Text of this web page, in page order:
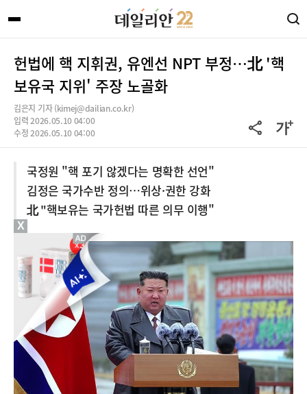
헌법에 핵 지휘권, 유엔선 NPT 부정…北 '핵
보유국 지위' 주장 노골화
김은지 기자 (kimej@dailian.co.kr)
입력 2026.05.10 04:00
수정 2026.05.10 04:00
국정원 "핵 포기 않겠다는 명확한 선언"
김정은 국가수반 정의…위상·권한 강화
北 "핵보유는 국가헌법 따른 의무 이행"
X